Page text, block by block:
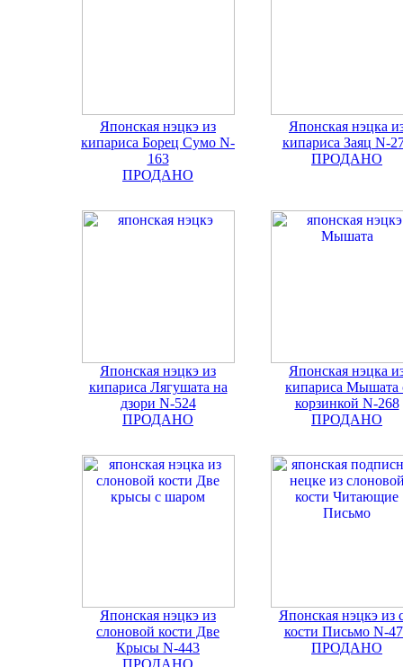
Японская нэцкэ из
кипариса Борец Сумо N-
163
ПРОДАНО
Японская нэцка
кипариса Заяц N-
ПРОДАНО
Японская нэцкэ из
кипариса Лягушата на
дзори N-524
ПРОДАНО
Японская нэцка
кипариса Мышата
корзинкой N-268
ПРОДАНО
Японская нэцкэ из
слоновой кости Две
Крысы N-443
ПРОДАНО
Японская нэцкэ из
кости Письмо N-
ПРОДАНО